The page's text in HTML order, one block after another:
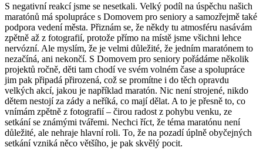
S negativní reakcí jsme se nesetkali. Velký podíl na úspěchu našich
maratónů má spolupráce s Domovem pro seniory a samozřejmě také
podpora vedení města. Přiznám se, že někdy tu atmosféru nasávám
zpětně až z fotografií, protože přímo na místě jsme všichni lehce
nervózní. Ale myslím, že je velmi důležité, že jedním maratónem to
nezačíná, ani nekončí. S Domovem pro seniory pořádáme několik
projektů ročně, děti tam chodí ve svém volném čase a spolupráce
jim pak připadá přirozená, což se promítne i do těch opravdu
velkých akcí, jakou je například maratón. Nic není strojené, nikdo
dětem nestojí za zády a neříká, co mají dělat. A to je přesně to, co
vnímám zpětně z fotografií – čirou radost z pohybu venku, ze
setkání se známými tvářemi. Nechci říct, že téma maratónu není
důležité, ale nehraje hlavní roli. To, že na pozadí úplně obyčejných
setkání vzniká něco většího, je pak skvělý pocit.